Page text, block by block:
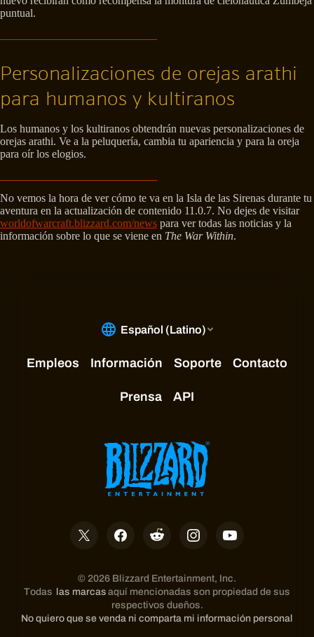
puntual.
Personalizaciones de orejas arathi
para humanos y kultiranos
Los humanos y los kultiranos obtendrán nuevas personalizaciones de
orejas arathi. Ve a la peluquería, cambia tu apariencia y para la oreja
para oír los elogios.
No vemos la hora de ver cómo te va en la Isla de las Sirenas durante tu
aventura en la actualización de contenido 11.0.7. No dejes de visitar
worldofwarcraft.blizzard.com/news para ver todas las noticias y la
información sobre lo que se viene en The War Within.